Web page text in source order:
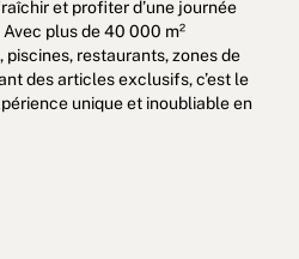
et profiter d’une journée
plus de 40 000 m²
restaurants, zones de
des articles exclusifs, c’est le
unique et inoubliable en